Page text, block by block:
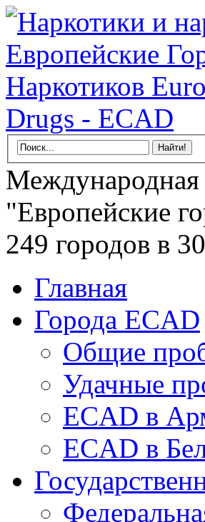
Международная
"Европейские
249 городов в
Главная
Города ECAD
Общие
Удачные
ECAD в
ECAD в